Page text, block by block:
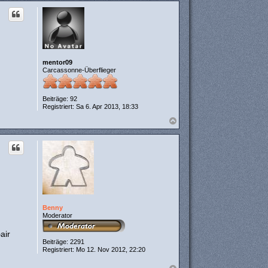
c
h
o
n
mentor09
Carcassonne-Überflieger
Beiträge: 92
Registriert: Sa 6. Apr 2013, 18:33
N
a
c
h
o
e
n
Benny
Moderator
Beiträge: 2291
Registriert: Mo 12. Nov 2012, 22:20